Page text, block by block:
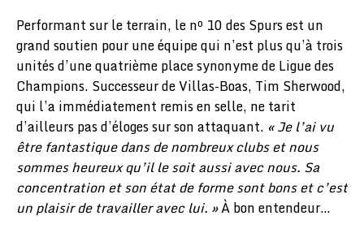
Performant sur le terrain, le nº 10 des Spurs est un
grand soutien pour une équipe qui n’est plus qu’à trois
unités d’une quatrième place synonyme de Ligue des
Champions. Successeur de Villas-Boas, Tim Sherwood,
qui l’a immédiatement remis en selle, ne tarit
d’ailleurs pas d’éloges sur son attaquant. « Je l’ai vu
être fantastique dans de nombreux clubs et nous
sommes heureux qu’il le soit aussi avec nous. Sa
concentration et son état de forme sont bons et c’est
un plaisir de travailler avec lui. »À bon entendeur…